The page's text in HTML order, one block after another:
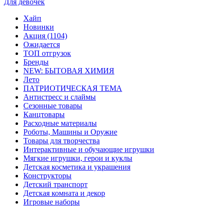
Хайп
Новинки
Акция (1104)
Ожидается
ТОП отгрузок
Бренды
NEW: БЫТОВАЯ ХИМИЯ
Лето
ПАТРИОТИЧЕСКАЯ ТЕМА
Антистресс и слаймы
Сезонные товары
Канцтовары
Расходные материалы
Роботы, Машины и Оружие
Товары для творчества
Интерактивные и обучающие игрушки
Мягкие игрушки, герои и куклы
Детская косметика и украшения
Конструкторы
Детский транспорт
Детская комната и декор
Игровые наборы